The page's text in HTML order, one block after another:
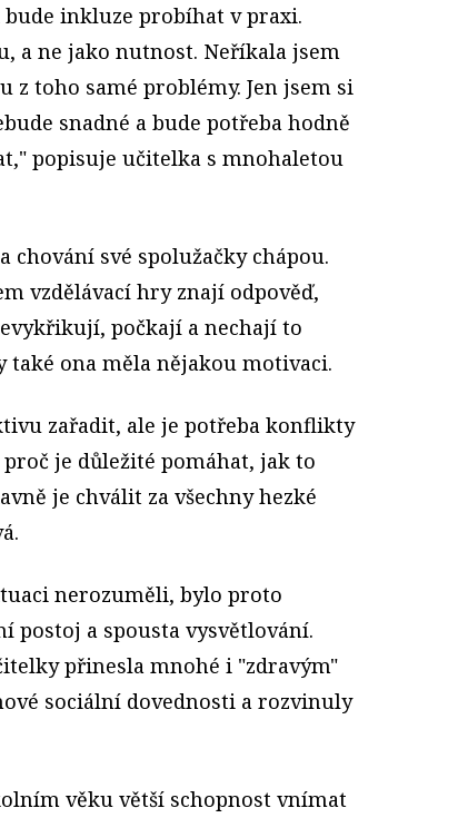
inkluze probíhat v praxi.
a ne jako nutnost. Neříkala jsem
z toho samé problémy. Jen jsem si
snadné a bude potřeba hodně
popisuje učitelka s mnohaletou
své spolužačky chápou.
vzdělávací hry znají odpověď,
počkají a nechají to
ona měla nějakou motivaci.
zařadit, ale je potřeba konflikty
je důležité pomáhat, jak to
je chválit za všechny hezké
nerozuměli, bylo proto
postoj a spousta vysvětlování.
přinesla mnohé i "zdravým"
sociální dovednosti a rozvinuly
věku větší schopnost vnímat